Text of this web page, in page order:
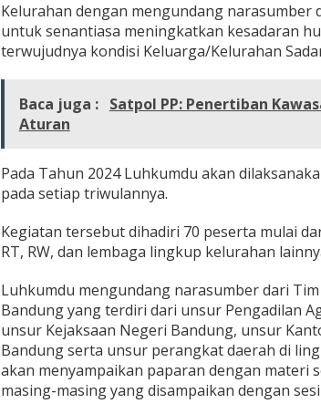
Kelurahan dengan mengundang narasumber
untuk senantiasa meningkatkan kesadaran
terwujudnya kondisi Keluarga/Kelurahan
Baca juga : Satpol PP: Penertiban
Aturan
Pada Tahun 2024 Luhkumdu akan
pada setiap triwulannya.
Kegiatan tersebut dihadiri 70 peserta mulai
RT, RW, dan lembaga lingkup kelurahan
Luhkumdu mengundang narasumber dari
Bandung yang terdiri dari unsur Pengadilan
unsur Kejaksaan Negeri Bandung, unsur
Bandung serta unsur perangkat daerah di
akan menyampaikan paparan dengan materi
masing-masing yang disampaikan dengan